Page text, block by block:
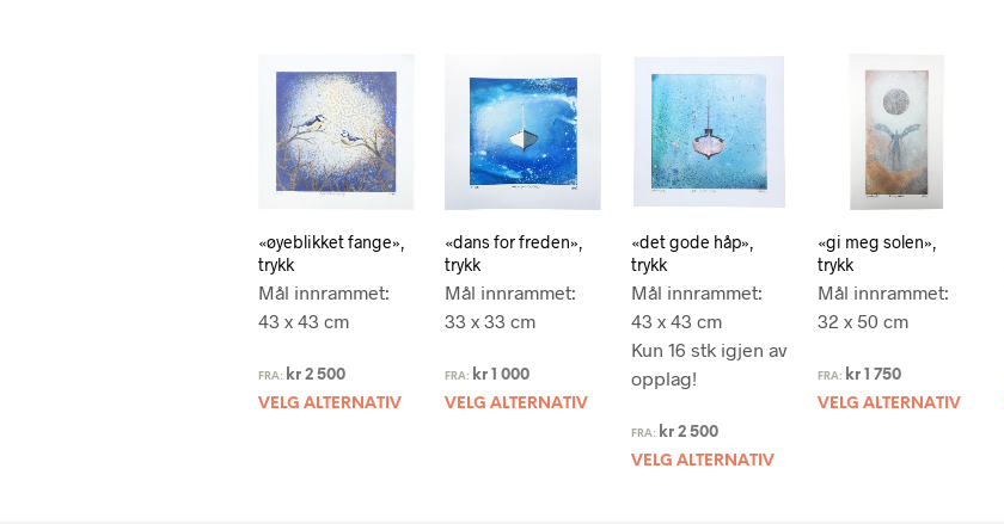
«øyeblikket fange»,
trykk
Mål innrammet:
43 x 43 cm
FRA: kr2 500
VELG ALTERNATIV
«dans for freden»,
trykk
Mål innrammet:
33 x 33 cm
FRA: kr1 000
VELG ALTERNATIV
«det gode håp»,
trykk
Mål innrammet:
43 x 43 cm
Kun 16 stk igjen av
opplag!
FRA: kr 2 500
VELG ALTERNATIV
«gi meg solen»,
trykk
Mål innrammet:
32 x 50 cm
FRA: kr 1 750
VELG ALTERNATIV